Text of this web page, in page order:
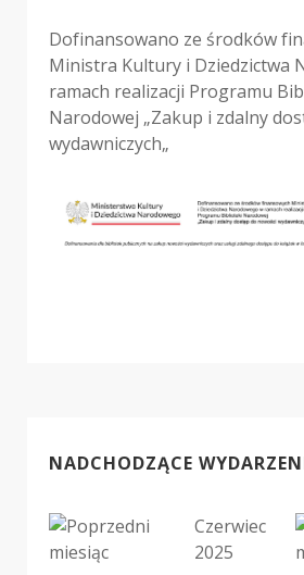
Dofinansowano ze środków
Ministra Kultury i Dziedzictwa
ramach realizacji Programu
Narodowej „Zakup i zdalny
wydawniczych„
NADCHODZĄCE
Czerwiec
2025